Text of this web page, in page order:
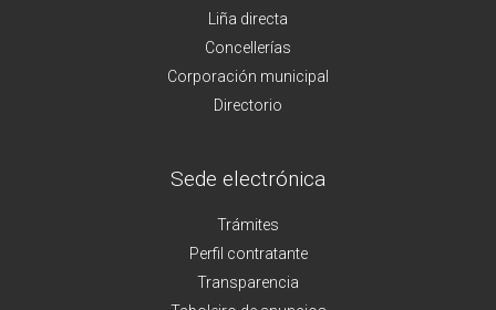
Liña directa
Concellerías
Corporación municipal
Directorio
Sede electrónica
Trámites
Perfil contratante
Transparencia